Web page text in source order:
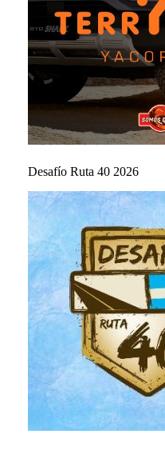
Desafío Ruta 40 2026